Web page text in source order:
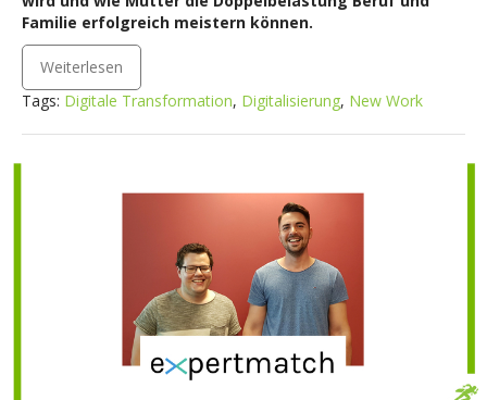
Familie erfolgreich meistern können.
Weiterlesen
Tags: Digitale Transformation, Digitalisierung, New Work